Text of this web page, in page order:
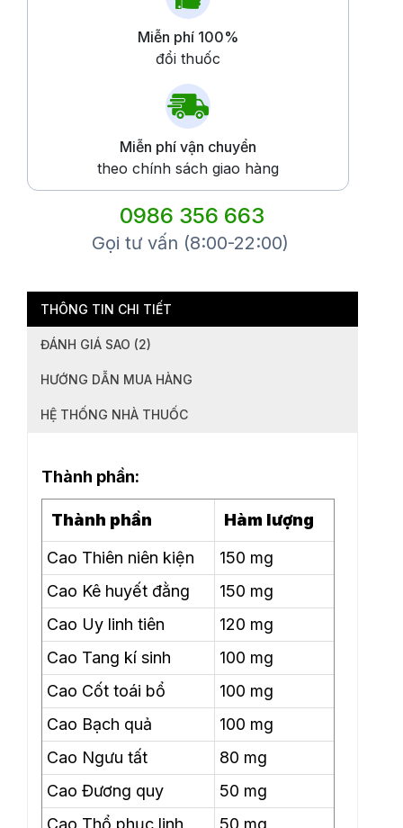
Miễn phí 100%
đổi thuốc
Miễn phí vận chuyển
theo chính sách giao hàng
0986 356 663
Gọi tư vấn (8:00-22:00)
THÔNG TIN CHI TIẾT
ĐÁNH GIÁ SAO (2)
HƯỚNG DẪN MUA HÀNG
HỆ THỐNG NHÀ THUỐC
Thành phần:
Thành phần
Hàm lượng
Cao Thiên niên kiện
150 mg
Cao Kê huyết đằng
150 mg
Cao Uy linh tiên
120 mg
Cao Tang kí sinh
100 mg
Cao Cốt toái bổ
100 mg
Cao Bạch quả
100 mg
Cao Ngưu tất
80 mg
Cao Đương quy
50 mg
Cao Thổ phục linh
50 mg